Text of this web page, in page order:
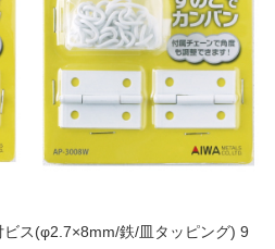
ス(φ2.7×8mm/鉄/皿タッピング) 9